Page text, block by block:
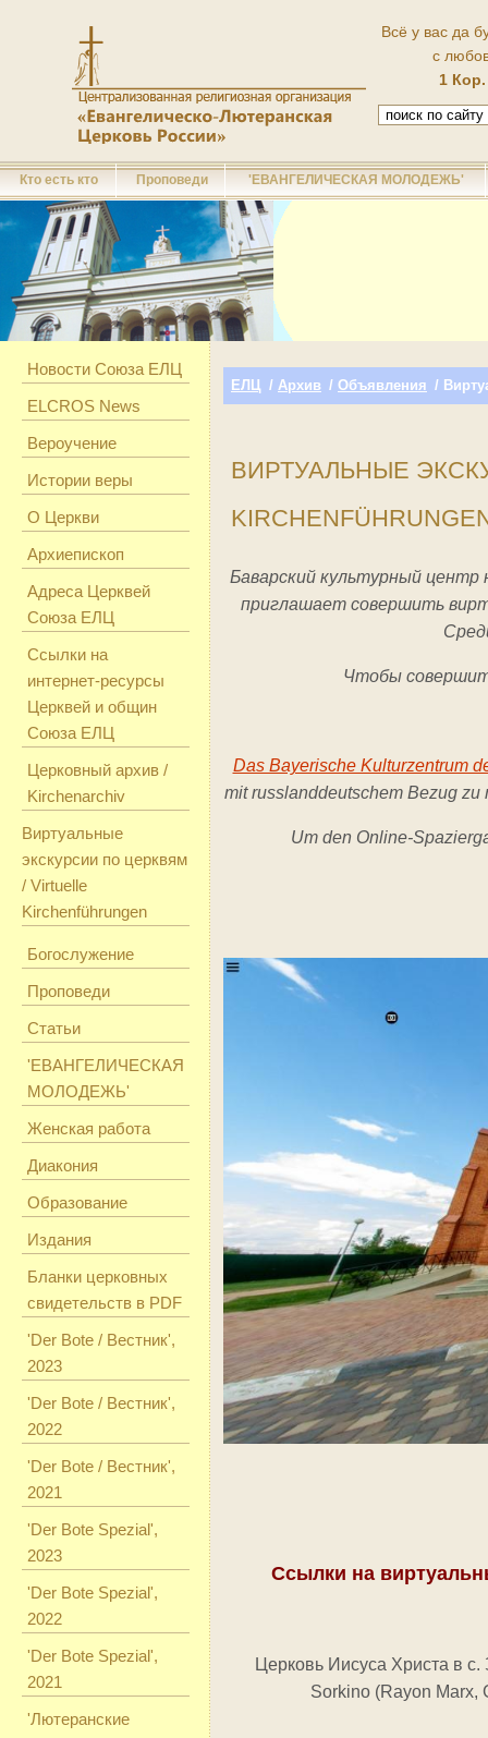
Всё у вас да
с
1
Кто есть кто Проповеди 'ЕВАНГЕЛИЧЕСКАЯ МОЛОДЕЖЬ'
Новости Союза ЕЛЦ
ELCROS News
Вероучение
Истории веры
О Церкви
Архиепископ
Адреса Церквей
Союза ЕЛЦ
Ссылки на
интернет-ресурсы
Церквей и общин
Союза ЕЛЦ
Церковный архив /
Kirchenarchiv
Виртуальные
экскурсии по церквям
/ Virtuelle
Kirchenführungen
Богослужение
Проповеди
Статьи
'ЕВАНГЕЛИЧЕСКАЯ
МОЛОДЕЖЬ'
Женская работа
Диакония
Образование
Издания
Бланки церковных
свидетельств в PDF
'Der Bote / Вестник',
2023
'Der Bote / Вестник',
2022
'Der Bote / Вестник',
2021
'Der Bote Spezial',
2023
'Der Bote Spezial',
2022
'Der Bote Spezial',
2021
'Лютеранские
ЕЛЦ / Архив / Объявления /
ВИРТУАЛЬНЫЕ
Баварский культурный центр
приглашает совершить
Чтобы
Das Bayerische Kulturzentrum
mit russlanddeutschem Bezug
Um den Online-
Ссылки на
Церковь Иисуса Христа в
Sorkino (Rayon